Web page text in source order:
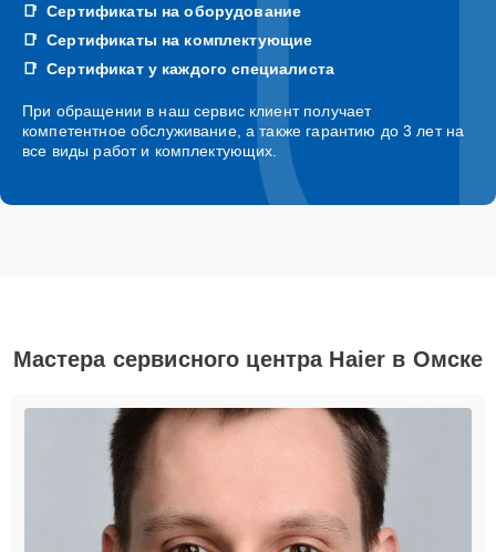
Сертификаты на оборудование
Сертификаты на комплектующие
Сертификат у каждого специалиста
При обращении в наш сервис клиент получает
компетентное обслуживание, а также гарантию до 3 лет на
все виды работ и комплектующих.
Мастера сервисного центра Haier в Омске